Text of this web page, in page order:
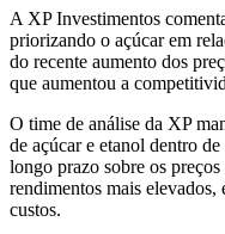
A XP Investimentos
priorizando o açúcar em
do recente aumento dos
que aumentou a
O time de análise da XP
de açúcar e etanol dentro
longo prazo sobre os
rendimentos mais
custos.